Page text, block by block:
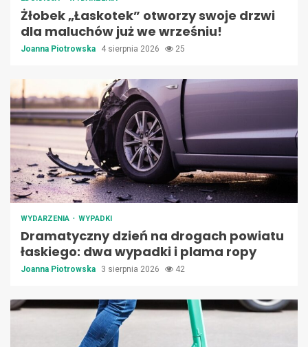
Żłobek „Łaskotek” otworzy swoje drzwi
dla maluchów już we wrześniu!
Joanna Piotrowska 4 sierpnia 2026 25
WYDARZENIA WYPADKI
Dramatyczny dzień na drogach powiatu
łaskiego: dwa wypadki i plama ropy
Joanna Piotrowska 3 sierpnia 2026 42